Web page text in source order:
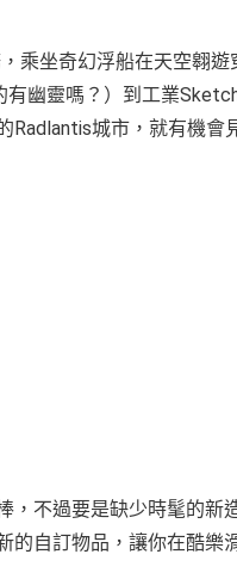
乘坐奇幻浮船在天空翱
幽靈嗎？）到工業
Radlantis城市，就有機會
不過要是缺少時髦的新
的自訂物品，讓你在酷樂